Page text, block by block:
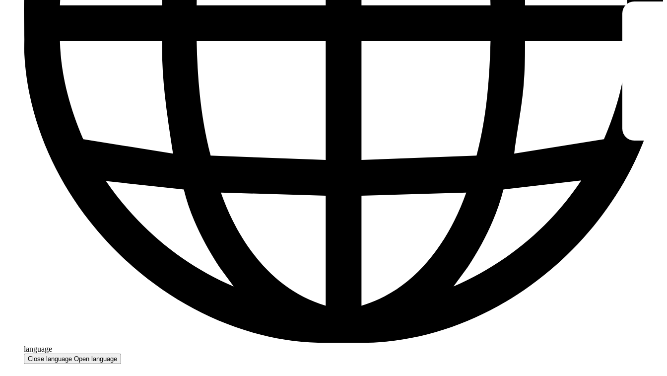
language
Close language Open language